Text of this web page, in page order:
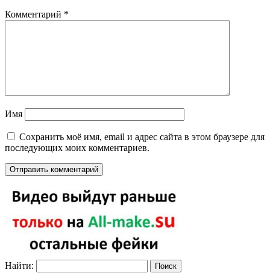
Комментарий *
Имя
Сохранить моё имя, email и адрес сайта в этом браузере для
последующих моих комментариев.
Найти: